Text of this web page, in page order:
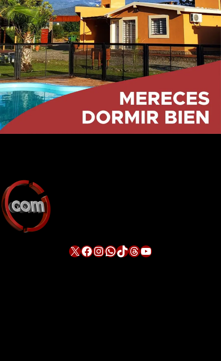
X Facebook InstagramWhatsApp TikTok Threads YouTube